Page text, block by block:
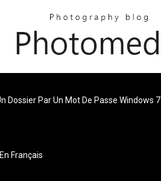
Dossier Par Un Mot De Passe Windows 7
Français